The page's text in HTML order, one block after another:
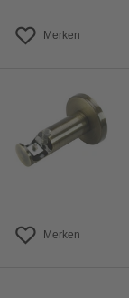
Merken
Merken